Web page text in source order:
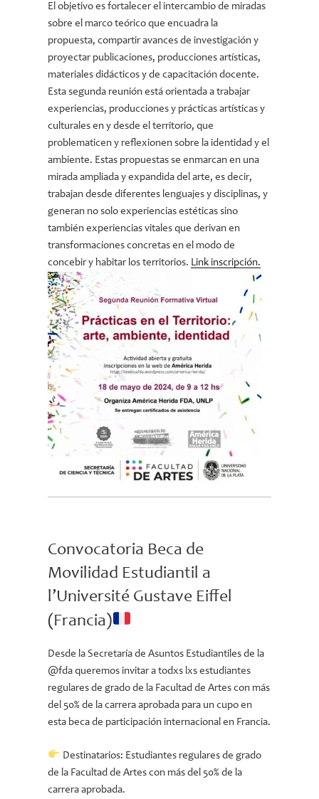
El objetivo es fortalecer el intercambio de miradas
sobre el marco teórico que encuadra la
propuesta, compartir avances de investigación y
proyectar publicaciones, producciones artísticas,
materiales didácticos y de capacitación docente.
Esta segunda reunión está orientada a trabajar
experiencias, producciones y prácticas artísticas y
culturales en y desde el territorio, que
problematicen y reflexionen sobre la identidad y el
ambiente. Estas propuestas se enmarcan en una
mirada ampliada y expandida del arte, es decir,
trabajan desde diferentes lenguajes y disciplinas, y
generan no solo experiencias estéticas sino
también experiencias vitales que derivan en
transformaciones concretas en el modo de
concebir y habitar los territorios. Link inscripción.
Convocatoria Beca de
Movilidad Estudiantil a
l’Université Gustave Eiffel
(Francia)
Desde la Secretaría de Asuntos Estudiantiles de la
@fda queremos invitar a todxs lxs estudiantes
regulares de grado de la Facultad de Artes con más
del 50% de la carrera aprobada para un cupo en
esta beca de participación internacional en Francia.
Destinatarios: Estudiantes regulares de grado
de la Facultad de Artes con más del 50% de la
carrera aprobada.